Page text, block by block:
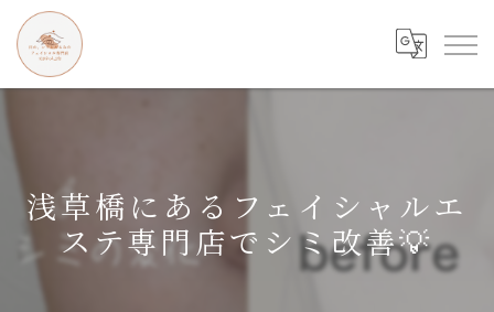
浅草橋にあるフェイシャルエ
ステ専門店でシミ改善💡